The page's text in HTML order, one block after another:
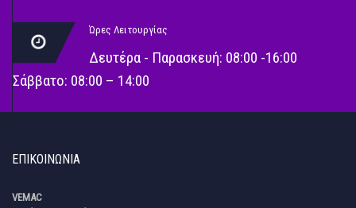
Ώρες Λειτουργίας
Δευτέρα - Παρασκευή: 08:00 -16:00
Σάββατο: 08:00 – 14:00
ΕΠΙΚΟΙΝΩΝΊΑ
VEMAC